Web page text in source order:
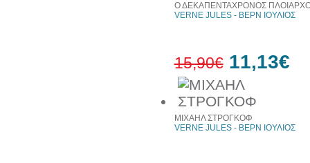
Ο ΔΕΚΑΠΕΝΤΑΧΡΟΝΟΣ
VERNE JULES - ΒΕΡΝ ΙΟΥΛΙΟΣ
15,90€ 11,13€
ΜΙΧΑΗΛ ΣΤΡΟΓΚΟΦ
VERNE JULES - ΒΕΡΝ ΙΟΥΛΙΟΣ